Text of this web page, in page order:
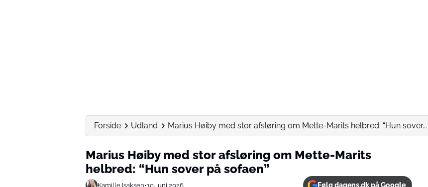
Forside Udland Marius Høiby med stor afsløring om Mette-Marits helbred: “Hun sover...
Marius Høiby med stor afsløring om Mette-Marits
helbred: “Hun sover på sofaen”
Kamille Isaksen•10. juni 2026 Følg dagens.dk på Google